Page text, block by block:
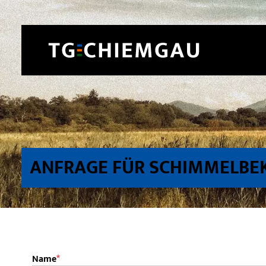
ANFRAGE FÜR
Pflichtfeld
Name*